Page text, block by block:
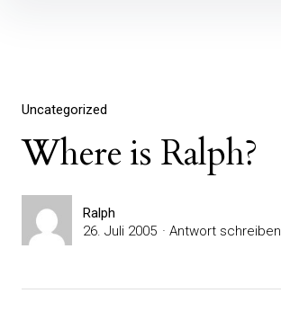
Uncategorized
Where is Ralph?
Ralph
26. Juli 2005
Antwort schreiben